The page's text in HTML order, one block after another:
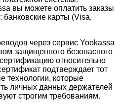
вы можете оплатить заказы
карты (Visa,
через сервис Yookassa
защищенного безопасного
относительно
подтверждает тот
технологии, которые
личных данных держателей
строгим требованиям.